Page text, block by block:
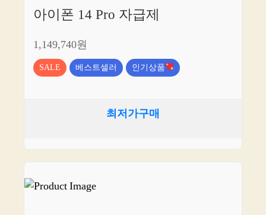
아이폰 14 Pro 자급제
1,149,740원
SALE 베스트셀러 인기상품
최저가구매